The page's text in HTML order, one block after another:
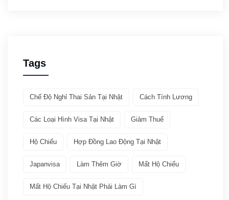
Văn hóa & Du lịch
Việc làm
Bảo hiểm(2)
Tags
Chế Độ Nghỉ Thai Sản Tại Nhật Cách Tính Lương
Các Loại Hình Visa Tại Nhật Giảm Thuế
Hộ Chiếu Hợp Đồng Lao Động Tại Nhật
Japanvisa Làm Thêm Giờ Mất Hộ Chiếu
Mất Hộ Chiếu Tại Nhật Phải Làm Gì